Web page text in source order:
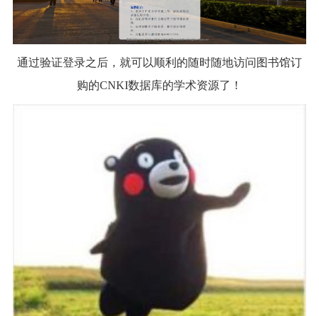
通过验证登录之后，就可以顺利的随时随地访问图书馆订
购的CNKI数据库的学术资源了！